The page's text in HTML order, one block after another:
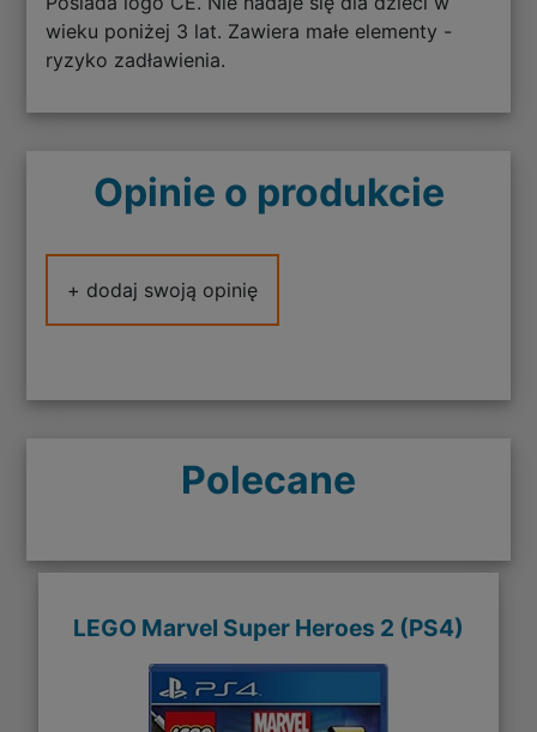
wieku poniżej 3 lat. Zawiera małe elementy -
ryzyko zadławienia.
Opinie o produkcie
+ dodaj swoją opinię
Polecane
LEGO Marvel Super Heroes 2 (PS4)